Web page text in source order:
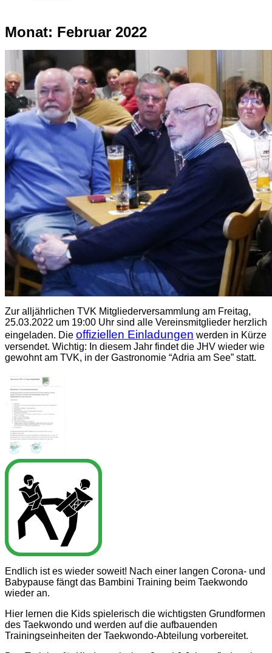
Monat: Februar 2022
Zur alljährlichen TVK Mitgliederversammlung am Freitag,
25.03.2022 um 19:00 Uhr sind alle Vereinsmitglieder herzlich
eingeladen. Die offiziellen Einladungen werden in Kürze
versendet. Wichtig: In diesem Jahr findet die JHV wieder wie
gewohnt am TVK, in der Gastronomie “Adria am See” statt.
Endlich ist es wieder soweit! Nach einer langen Corona- und
Babypause fängt das Bambini Training beim Taekwondo
wieder an.
Hier lernen die Kids spielerisch die wichtigsten Grundformen
des Taekwondo und werden auf die aufbauenden
Trainingseinheiten der Taekwondo-Abteilung vorbereitet.